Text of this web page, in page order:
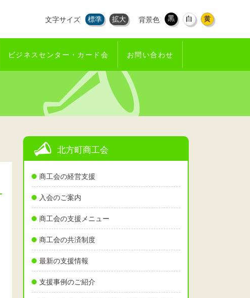
文字サイズ 標準 拡大 背景色 黒 白 黄
ビジネスセンター・カード会 お問い合わせ
北方町商工会
商工会の経営支援
入会のご案内
商工会の支援メニュー
商工会の共済制度
最新の支援情報
支援事例のご紹介